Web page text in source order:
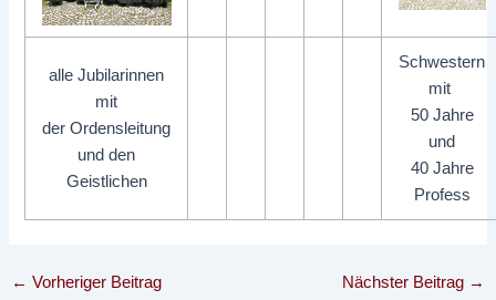
alle Jubilarinnen
mit
der Ordensleitung
und den
Geistlichen
Schwestern
mit
50 Jahre
und
40 Jahre
Profess
← Vorheriger Beitrag Nächster Beitrag →